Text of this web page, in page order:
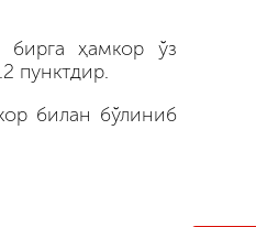
ҳамкор ўз
пунктдир.
билан бўлиниб